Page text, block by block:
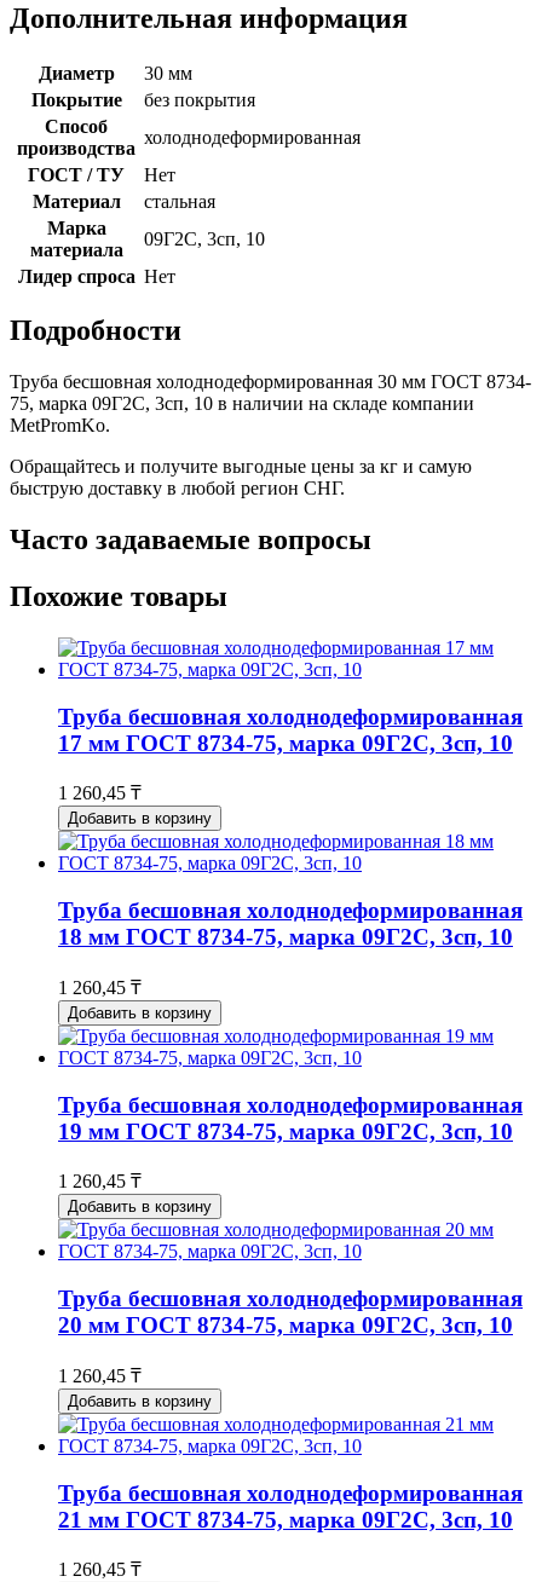
Дополнительная информация
Диаметр
30 мм
Покрытие
без покрытия
Способ
производства
холоднодеформированная
ГОСТ / ТУ
Нет
Материал
стальная
Марка
материала
09Г2С, 3сп, 10
Лидер спроса Нет
Подробности
Труба бесшовная холоднодеформированная 30 мм ГОСТ 8734-
75, марка 09Г2С, 3сп, 10 в наличии на складе компании
MetPromKo.
Обращайтесь и получите выгодные цены за кг и самую
быструю доставку в любой регион СНГ.
Часто задаваемые вопросы
Похожие товары
Труба бесшовная холоднодеформированная
17 мм ГОСТ 8734-75, марка 09Г2С, 3сп, 10
1 260,45 ₸
Добавить в корзину
Труба бесшовная холоднодеформированная
18 мм ГОСТ 8734-75, марка 09Г2С, 3сп, 10
1 260,45 ₸
Добавить в корзину
Труба бесшовная холоднодеформированная
19 мм ГОСТ 8734-75, марка 09Г2С, 3сп, 10
1 260,45 ₸
Добавить в корзину
Труба бесшовная холоднодеформированная
20 мм ГОСТ 8734-75, марка 09Г2С, 3сп, 10
1 260,45 ₸
Добавить в корзину
Труба бесшовная холоднодеформированная
21 мм ГОСТ 8734-75, марка 09Г2С, 3сп, 10
1 260,45 ₸